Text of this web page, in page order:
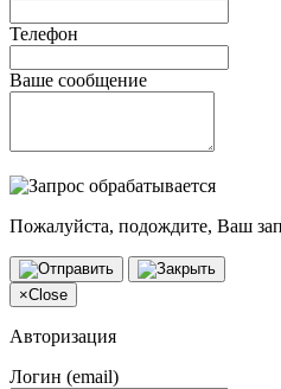
Телефон
Ваше сообщение
Пожалуйста, подождите, Ваш
×Close
Авторизация
Логин (email)